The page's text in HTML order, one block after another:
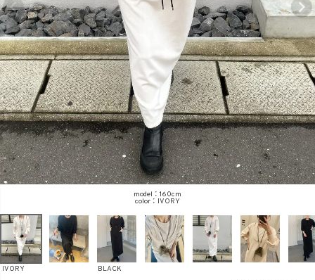
ORIGINAL HIT ITEM
カラー
価格（税込）
在庫なし商品
model：160cm
IVORY
IVORY BLACK